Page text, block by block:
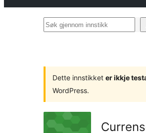
Søk
Dette innstikket er ikkje
WordPress.